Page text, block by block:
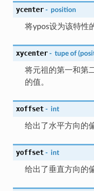
ycenter - position
将ypos设为该特性
xycenter - tupe of
将元祖的第一和第
的值。
xoffset - int
给出了水平方向的
yoffset - int
给出了垂直方向的